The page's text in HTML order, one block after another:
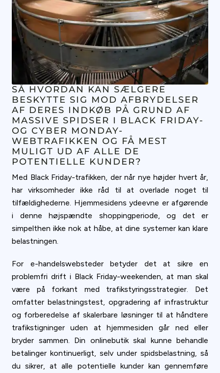
SÅ HVORDAN KAN SÆLGERE
BESKYTTE SIG MOD AFBRYDELSER
AF DERES INDKØB PÅ GRUND AF
MASSIVE SPIDSER I BLACK FRIDAY-
OG CYBER MONDAY-
WEBTRAFIKKEN OG FÅ MEST
MULIGT UD AF ALLE DE
POTENTIELLE KUNDER?
Med Black Friday-trafikken, der når nye højder hvert år,
har virksomheder ikke råd til at overlade noget til
tilfældighederne. Hjemmesidens ydeevne er afgørende
i denne højspændte shoppingperiode, og det er
simpelthen ikke nok at håbe, at dine systemer kan klare
belastningen.
For e-handelswebsteder betyder det at sikre en
problemfri drift i Black Friday-weekenden, at man skal
være på forkant med trafikstyringsstrategier. Det
omfatter belastningstest, opgradering af infrastruktur
og forberedelse af skalerbare løsninger til at håndtere
trafikstigninger uden at hjemmesiden går ned eller
bryder sammen. Din onlinebutik skal kunne behandle
betalinger kontinuerligt, selv under spidsbelastning, så
du sikrer, at alle potentielle kunder kan gennemføre